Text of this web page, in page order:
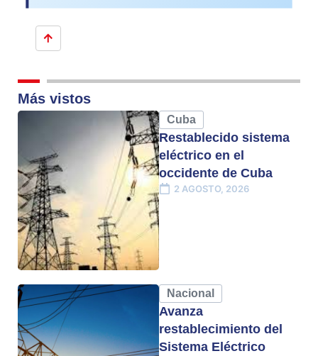
Más vistos
Cuba
Restablecido sistema
eléctrico en el
occidente de Cuba
2 AGOSTO, 2026
Nacional
Avanza
restablecimiento del
Sistema Eléctrico